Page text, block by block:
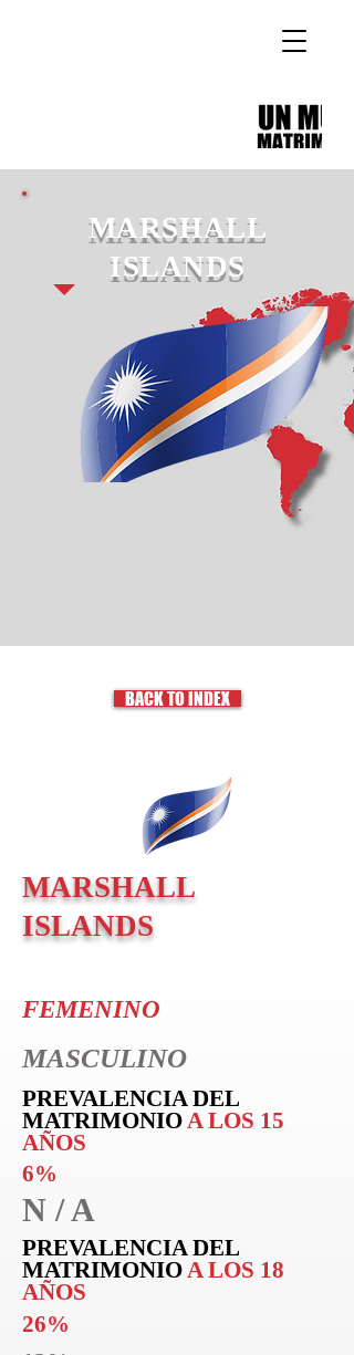
MARSHALL
ISLANDS
BACK TO INDEX
MARSHALL
ISLANDS
FEMENINO
MASCULINO
PREVALENCIA DEL
MATRIMONIOA LOS 15
AÑOS
6%
N / A
PREVALENCIA DEL
MATRIMONIOA LOS 18
AÑOS
26%